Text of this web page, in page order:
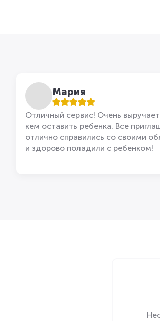
Мария
Отличный сервис! Очень
кем оставить ребенка. Все
отлично справились со своими
и здорово поладили с ребенком!